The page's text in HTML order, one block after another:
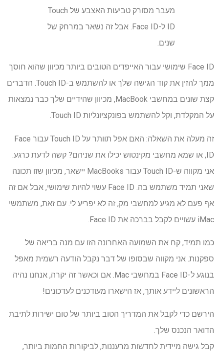
מעבר מסורק טביעות האצבע של Touch
ID ל-Face ID. אבל זה נשאר במרחק של
שנים.
Face ID שימושי עבור האייפדים הטובים ביותר מכיוון שהוא חוסך
ממך להזין את קוד הגישה שלך או להשתמש ב-Touch ID. הדברים
קצת שונים במחשבי MacBook, מכיוון שהידיים שלך כבר נמצאות
על המקלדת, וקל להשתמש בפונקציונליות Touch ID.
זה מעלה את השאלה: האם אפל תוותר על Touch ID עבור Face
ID, או שמא מחשבי מקינטוש יכילו את שניהם? קשה לדעת כרגע.
אני מקווה ש-Touch ID עבור MacBooks יישאר, מכיוון שזו תכונה
שאני תמיד משתמש בה. Face ID עשוי להיות שימושי, אבל אם זה
אף פעם לא מגיע למחשבי מק, זה לא יפריע לי. עם זאת, משתמשי
iMac עשויים לקבל בברכה את Face ID.
כמו תמיד, קח את השמועה האחרונה הזו עם מנה בריאה של
ספקנות. אני מקווה שבסופו של דבר נקבל הודעה רשמית מאפל
בנוגע ל-Face ID במחשבי Mac. אם וכאשר זה יקרה, אנחנו נהיה
הראשונים ליידע אותך, אז הישארו מעודכנים לעדכונים!
הירשם כדי לקבל את המדריך הטוב ביותר של טום ישירות לתיבת
הדואר הנכנס שלך.
קבל גישה מיידית לחדשות מרעננות, לביקורות החמות ביותר,